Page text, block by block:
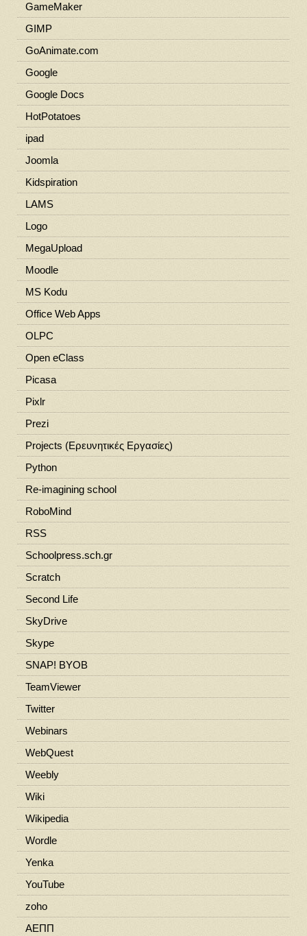
GameMaker
GIMP
GoAnimate.com
Google
Google Docs
HotPotatoes
ipad
Joomla
Kidspiration
LAMS
Logo
MegaUpload
Moodle
MS Kodu
Office Web Apps
OLPC
Open eClass
Picasa
Pixlr
Prezi
Projects (Ερευνητικές Εργασίες)
Python
Re-imagining school
RoboMind
RSS
Schoolpress.sch.gr
Scratch
Second Life
SkyDrive
Skype
SNAP! BYOB
TeamViewer
Twitter
Webinars
WebQuest
Weebly
Wiki
Wikipedia
Wordle
Yenka
YouTube
zoho
ΑΕΠΠ